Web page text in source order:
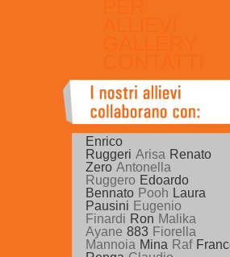
Enrico
Ruggeri Arisa Renato
Zero Antonella
Ruggero Edoardo
Bennato Pooh Laura
Pausini Eugenio
Finardi Ron Malika
Ayane 883 Fiorella
Mannoia Mina Raf